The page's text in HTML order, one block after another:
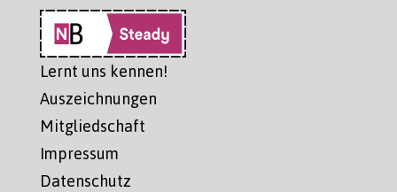
Lernt uns kennen!
Auszeichnungen
Mitgliedschaft
Impressum
Datenschutz